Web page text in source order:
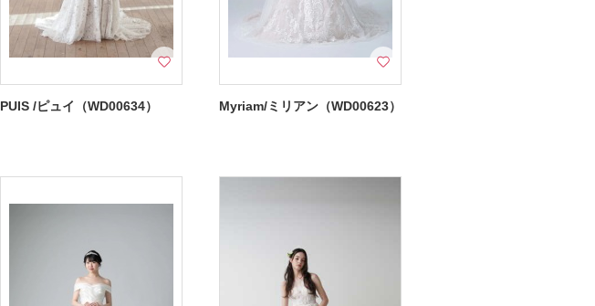
PUIS /ピュイ（WD00634） Myriam/ミリアン（WD00623）